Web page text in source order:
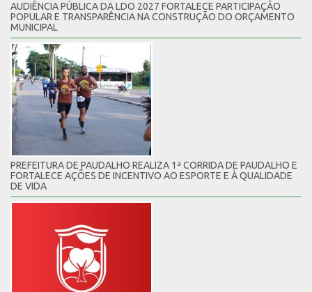
AUDIÊNCIA PÚBLICA DA LDO 2027 FORTALECE PARTICIPAÇÃO
POPULAR E TRANSPARÊNCIA NA CONSTRUÇÃO DO ORÇAMENTO
MUNICIPAL
PREFEITURA DE PAUDALHO REALIZA 1ª CORRIDA DE PAUDALHO E
FORTALECE AÇÕES DE INCENTIVO AO ESPORTE E À QUALIDADE
DE VIDA